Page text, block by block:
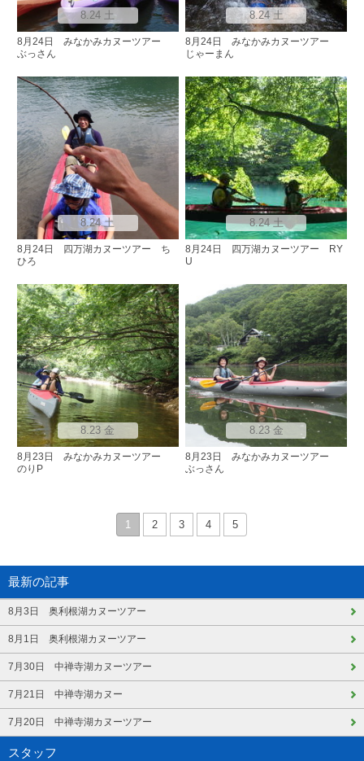
8.24 土
8月24日 みなかみカヌーツアー
ぶっさん
8.24 土
8月24日 みなかみカヌーツアー
じゃーまん
8.24 土
8月24日 四万湖カヌーツアー ち
ひろ
8.24 土
8月24日 四万湖カヌーツアー RY
U
8.23 金
8月23日 みなかみカヌーツアー
のりP
8.23 金
8月23日 みなかみカヌーツアー
ぶっさん
1 2 3 4 5
最新の記事
8月3日 奥利根湖カヌーツアー
8月1日 奥利根湖カヌーツアー
7月30日 中禅寺湖カヌーツアー
7月21日 中禅寺湖カヌー
7月20日 中禅寺湖カヌーツアー
スタッフ